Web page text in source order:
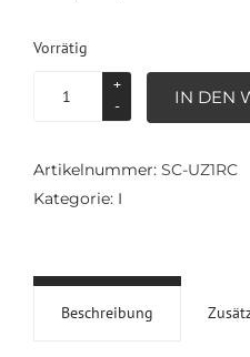
Vorrätig
UZ1RC
Zahnspitze
UniZ
Rock
Chisel
IN DEN
Artikelnummer: SC-UZ1RC
Kategorie: I
Beschreibung